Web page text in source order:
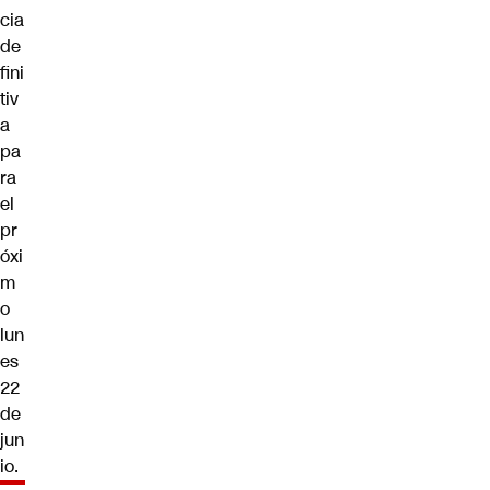
cia
de
fini
tiv
a
pa
ra
el
pr
óxi
m
o
lun
es
22
de
jun
io.